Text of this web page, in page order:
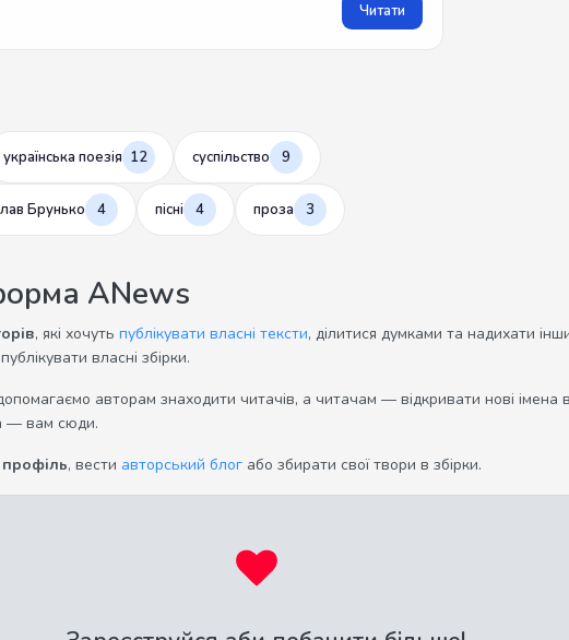
Читати
українська поезія 12 суспільство 9
Брунько 4 пісні 4 проза 3
ANews
, які хочуть публікувати власні тексти, ділитися думками та надихати
власні збірки.
авторам знаходити читачів, а читачам — відкривати нові
— вам сюди.
, вести авторський блог або збирати свої твори в збірки.